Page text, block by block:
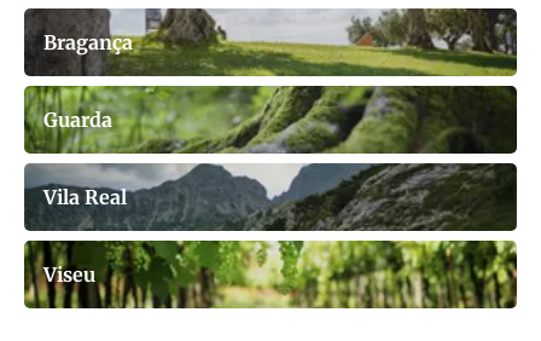
Bragança
Guarda
Vila Real
Viseu